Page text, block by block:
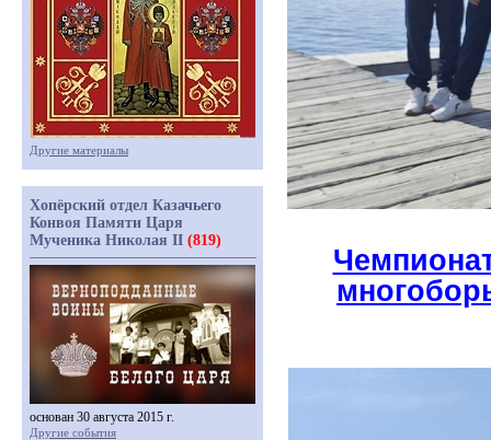
Другие материалы
Хопёрский отдел Казачьего
Конвоя Памяти Царя
Мученика Николая II (819)
основан 30 августа 2015 г.
Другие события